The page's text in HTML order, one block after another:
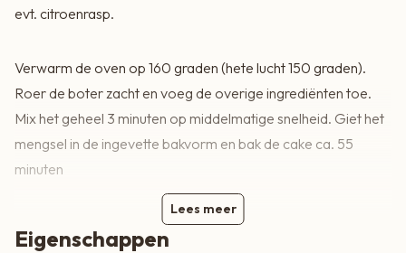
evt. citroenrasp.
Verwarm de oven op 160 graden (hete lucht 150 graden).
Roer de boter zacht en voeg de overige ingrediënten toe.
Mix het geheel 3 minuten op middelmatige snelheid. Giet het
mengsel in de ingevette bakvorm en bak de cake ca. 55
minuten
Lees meer
Eigenschappen